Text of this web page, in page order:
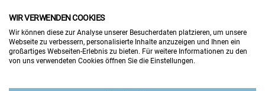
WIR VERWENDEN COOKIES
Wir können diese zur Analyse unserer Besucherdaten platzieren, um unsere
Webseite zu verbessern, personalisierte Inhalte anzuzeigen und Ihnen ein
großartiges Webseiten-Erlebnis zu bieten. Für weitere Informationen zu den
von uns verwendeten Cookies öffnen Sie die Einstellungen.